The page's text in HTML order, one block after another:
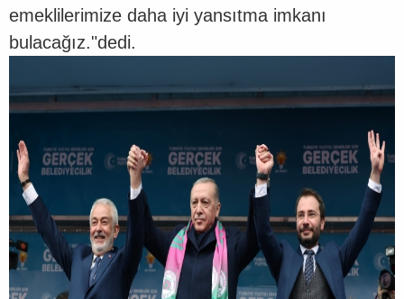
emeklilerimize daha iyi yansıtma imkanı
bulacağız."dedi.